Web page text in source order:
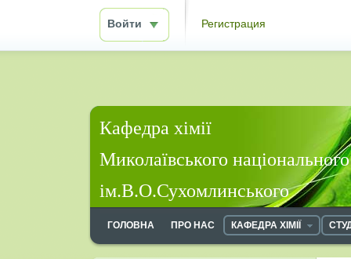
Войти Регистрация
Кафедра хімії
Миколаївського
ім.В.О.Сухомлинського
ГОЛОВНА ПРО НАС КАФЕДРА ХІМІЇ